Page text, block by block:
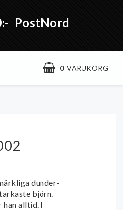
PostNord
0 VARUKORG
dunder-
björn.
han alltid. I